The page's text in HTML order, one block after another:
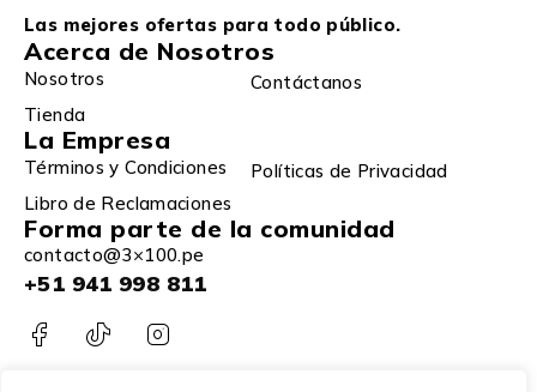
Las mejores ofertas para todo público.
Acerca de Nosotros
Nosotros
Contáctanos
Tienda
La Empresa
Términos y Condiciones
Políticas de Privacidad
Libro de Reclamaciones
Forma parte de la comunidad
contacto@3×100.pe
+51 941 998 811